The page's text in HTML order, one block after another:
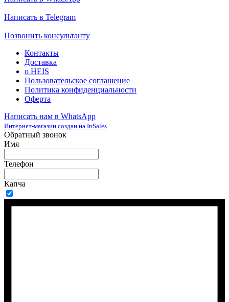
Написать в Telegram
Позвонить консультанту
Контакты
Доставка
о HEIS
Пользовательское соглашение
Политика конфиденциальности
Оферта
Написать нам в WhatsApp
Интернет-магазин создан на InSales
Обратный звонок
Имя
Телефон
Капча